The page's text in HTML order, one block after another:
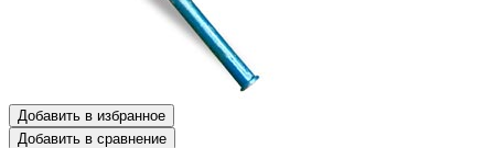
Добавить в избранное
Добавить в сравнение